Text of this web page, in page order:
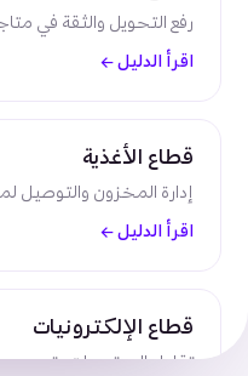
رفع التحويل والثقة في
اقرأ الدليل ←
قطاع الأغذية
إدارة المخزون والتوصيل
اقرأ الدليل ←
قطاع الإلكترونيات
تقليل المرتجعات وتحسين